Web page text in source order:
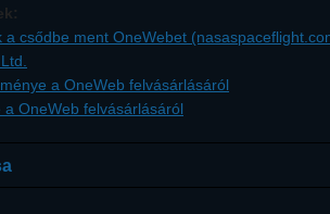
a csődbe ment OneWebet
a OneWeb felvásárlásáról
a OneWeb felvásárlásáról